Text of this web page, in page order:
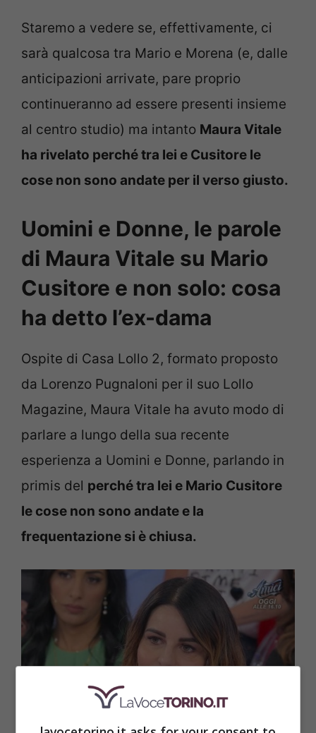
Staremo a vedere se, effettivamente, ci
sarà qualcosa tra Mario e Morena (e, dalle
anticipazioni arrivate, pare proprio
continueranno ad essere presenti insieme
al centro studio) ma intanto Maura Vitale
ha rivelato perché tra lei e Cusitore le
cose non sono andate per il verso giusto.
Uomini e Donne, le parole
di Maura Vitale su Mario
Cusitore e non solo: cosa
ha detto l’ex-dama
Ospite di Casa Lollo 2, formato proposto
da Lorenzo Pugnaloni per il suo Lollo
Magazine, Maura Vitale ha avuto modo di
parlare a lungo della sua recente
esperienza a Uomini e Donne, parlando in
primis del perché tra lei e Mario Cusitore
le cose non sono andate e la
frequentazione si è chiusa.